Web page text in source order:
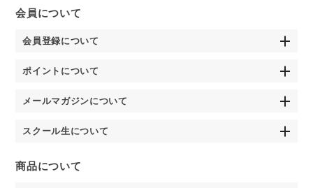
会員について
会員登録について
ポイントについて
メールマガジンについて
スクール生について
商品について